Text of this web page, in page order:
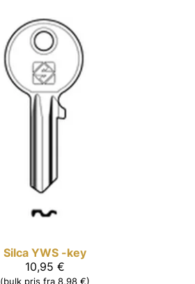
Silca YWS -key
10,95 €
(bulk pris fra 8,98 €)